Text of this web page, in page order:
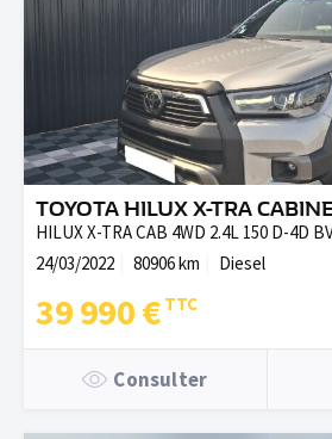
TOYOTA HILUX X-TRA
HILUX X-TRA CAB 4WD 2.4L 150 D-4D
24/03/2022
80906 km Diesel
39 990 €
Consulter